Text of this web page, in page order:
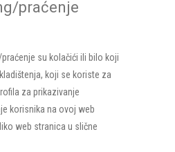
praćenje
su kolačići ili bilo koji
koji se koriste za
za prikazivanje
korisnika na ovoj web
web stranica u slične